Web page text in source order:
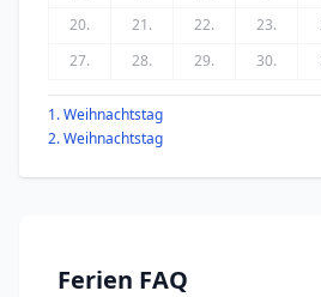
20.
21. 22. 23.
27.
28. 29. 30.
1. Weihnachtstag
2. Weihnachtstag
Ferien FAQ